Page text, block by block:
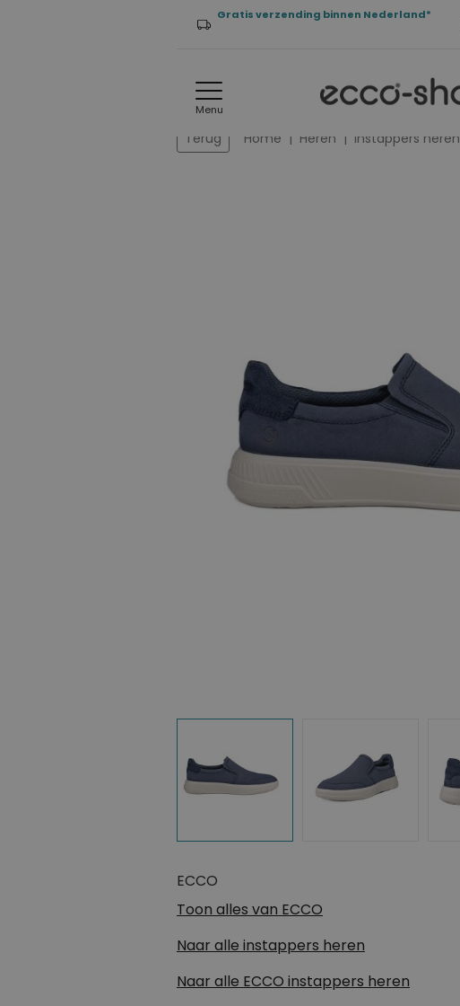
Gratis verzending binnen Nederland*
Menu
Terug Home Heren Instappers heren
ECCO
Toon alles van ECCO
Naar alle instappers heren
Naar alle ECCO instappers heren